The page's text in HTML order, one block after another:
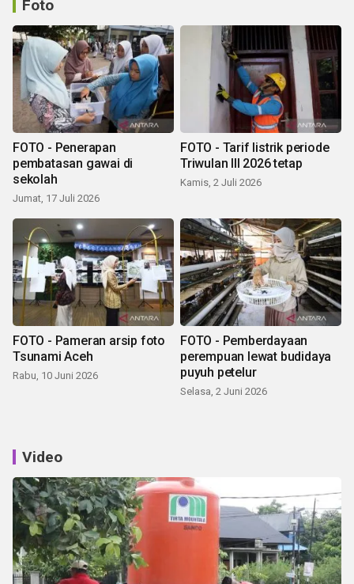
Foto
FOTO - Penerapan
pembatasan gawai di
sekolah
Jumat, 17 Juli 2026
FOTO - Tarif listrik periode
Triwulan III 2026 tetap
Kamis, 2 Juli 2026
FOTO - Pameran arsip foto
Tsunami Aceh
Rabu, 10 Juni 2026
FOTO - Pemberdayaan
perempuan lewat budidaya
puyuh petelur
Selasa, 2 Juni 2026
Video